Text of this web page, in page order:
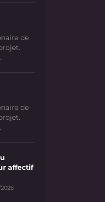
de
de
affectif